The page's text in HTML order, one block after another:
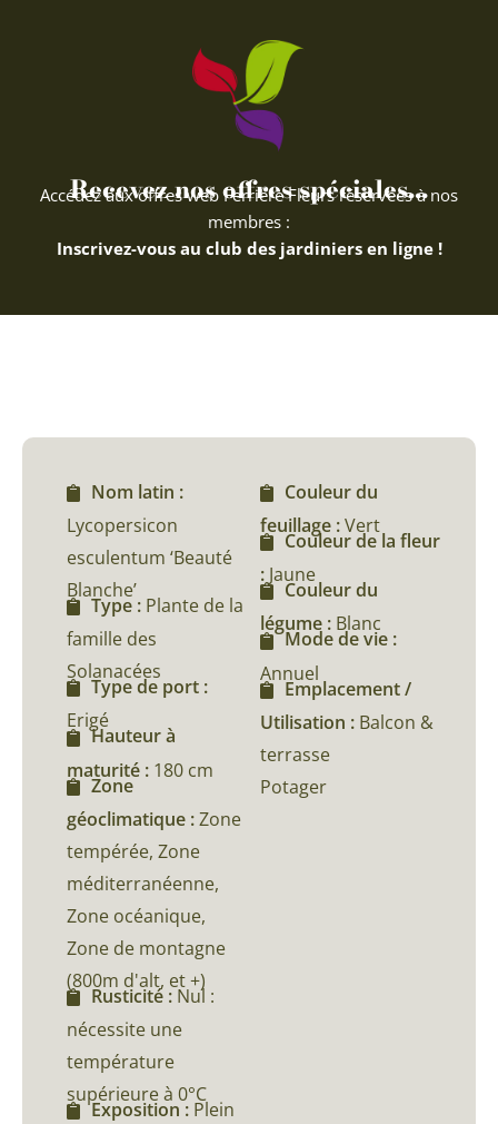
Recevez nos offres spéciales...
Accédez aux offres web Ferriere Fleurs réservées à nos
membres :
Inscrivez-vous au club des jardiniers en ligne !
Nom latin :
Lycopersicon
esculentum ‘Beauté
Blanche’
Type : Plante de la
famille des
Solanacées
Type de port :
Erigé
Hauteur à
maturité : 180 cm
Zone
géoclimatique :Zone
tempérée, Zone
méditerranéenne,
Zone océanique,
Zone de montagne
(800m d'alt, et +)
Rusticité : Nul :
nécessite une
température
supérieure à 0°C
Exposition : Plein
Couleur du
feuillage :Vert
Couleur de la fleur
: Jaune
Couleur du
légume : Blanc
Mode de vie :
Annuel
Emplacement /
Utilisation : Balcon &
terrasse
Potager